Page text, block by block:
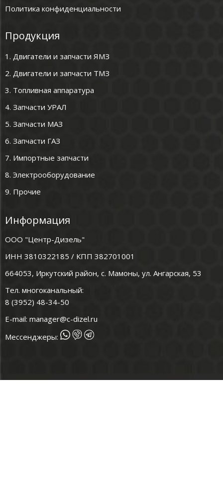
Политика конфиденциальности
Продукция
1. Двигатели и запчасти ЯМЗ
2. Двигатели и запчасти ТМЗ
3. Топливная аппаратура
4. Запчасти УРАЛ
5. Запчасти МАЗ
6. Запчасти ГАЗ
7. Импортные запчасти
8. Электрооборудование
9. Прочие
Информация
ООО "Центр-Дизель"
ИНН 3810322185 / КПП 382701001
664053, Иркутский район, с. Мамоны, ул. Ангарская, 53
Тел. многоканальный:
8 (3952) 48-34-50
E-mail: manager@c-dizel.ru
Мессенджеры: